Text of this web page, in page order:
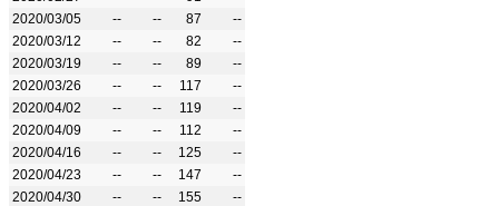
2020/03/05
-- -- 87
--
2020/03/12
-- -- 82
--
2020/03/19
-- -- 89
--
2020/03/26
-- -- 117
--
2020/04/02
-- -- 119
--
2020/04/09
-- -- 112
--
2020/04/16
-- -- 125
--
2020/04/23
-- -- 147
--
2020/04/30
-- -- 155
--